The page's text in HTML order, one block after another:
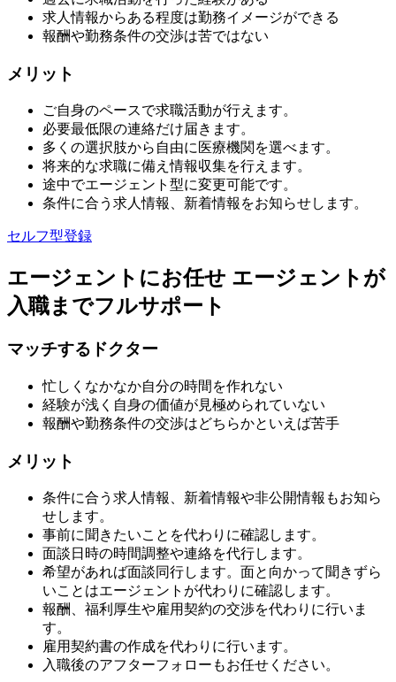
求人情報からある程度は勤務イメージができる
報酬や勤務条件の交渉は苦ではない
メリット
ご自身のペースで求職活動が行えます。
必要最低限の連絡だけ届きます。
多くの選択肢から自由に医療機関を選べます。
将来的な求職に備え情報収集を行えます。
途中でエージェント型に変更可能です。
条件に合う求人情報、新着情報をお知らせします。
セルフ型登録
エージェントにお任せ エージェントが
入職までフルサポート
マッチするドクター
忙しくなかなか自分の時間を作れない
経験が浅く自身の価値が見極められていない
報酬や勤務条件の交渉はどちらかといえば苦手
メリット
条件に合う求人情報、新着情報や非公開情報もお知ら
せします。
事前に聞きたいことを代わりに確認します。
面談日時の時間調整や連絡を代行します。
希望があれば面談同行します。面と向かって聞きずら
いことはエージェントが代わりに確認します。
報酬、福利厚生や雇用契約の交渉を代わりに行いま
す。
雇用契約書の作成を代わりに行います。
入職後のアフターフォローもお任せください。